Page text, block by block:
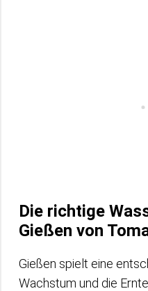
Die richtige
Gießen von
Gießen spielt eine
Wachstum und die